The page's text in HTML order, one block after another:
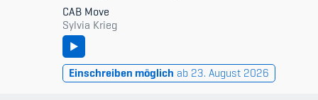
CAB Move
Sylvia Krieg
Einschreiben möglich ab 23. August 2026